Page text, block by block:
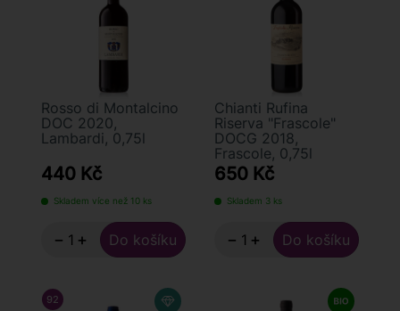
Rosso di Montalcino
DOC 2020,
Lambardi, 0,75l
440 Kč
Skladem více než 10 ks
− +
Chianti Rufina
Riserva "Frascole"
DOCG 2018,
Frascole, 0,75l
650 Kč
Skladem 3 ks
− +
92 JAMES SUCKLING